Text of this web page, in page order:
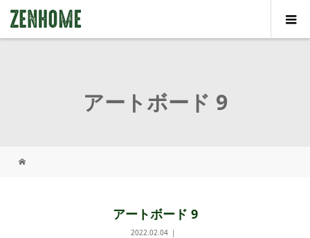
アートボード 9
アートボード 9
2022.02.04